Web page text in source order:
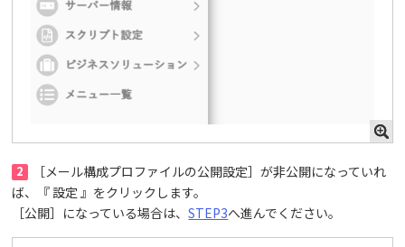
2
［メール構成プロファイルの公開設定］が非公開になっていれ
ば、『 設定 』をクリックします。
［公開］になっている場合は、STEP3へ進んでください。